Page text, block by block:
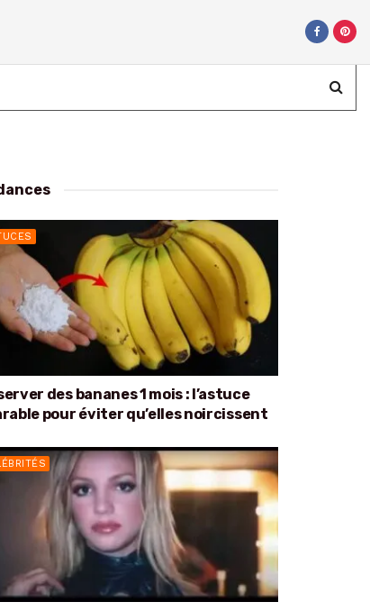
des bananes 1 mois : l’astuce
pour éviter qu’elles noircissent